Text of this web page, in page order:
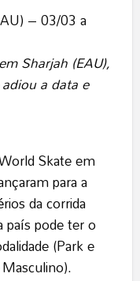
– 03/03 a
Sharjah (EAU),
a data e
Skate em
para a
da corrida
país pode ter o
(Park e